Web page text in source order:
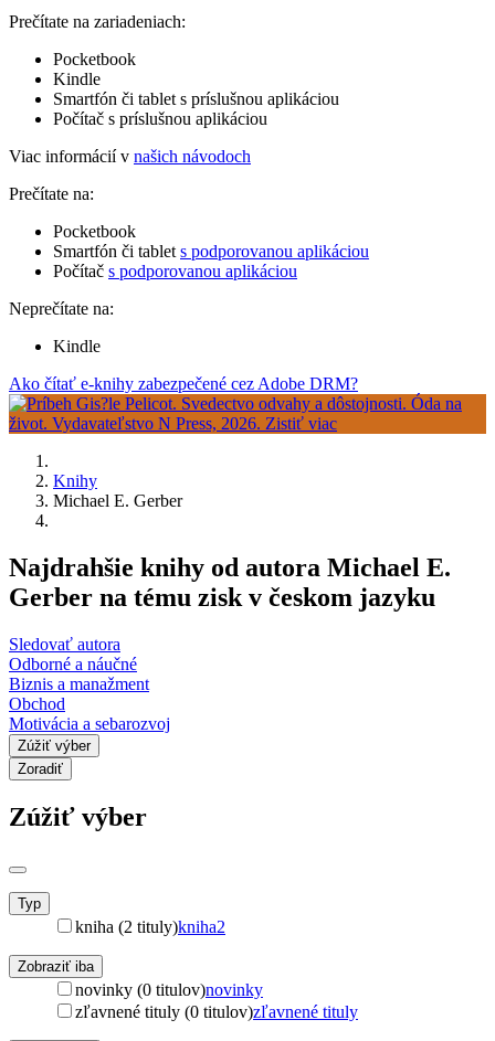
Prečítate na zariadeniach:
Pocketbook
Kindle
Smartfón či tablet s príslušnou aplikáciou
Počítač s príslušnou aplikáciou
Viac informácií v našich návodoch
Prečítate na:
Pocketbook
Smartfón či tablet s podporovanou aplikáciou
Počítač s podporovanou aplikáciou
Neprečítate na:
Kindle
Ako čítať e-knihy zabezpečené cez Adobe DRM?
Knihy
Michael E. Gerber
Najdrahšie knihy od autora Michael E.
Gerber na tému zisk v českom jazyku
Sledovať autora
Odborné a náučné
Biznis a manažment
Obchod
Motivácia a sebarozvoj
Zúžiť výber
Zoradiť
Zúžiť výber
Typ
kniha (2 tituly)kniha2
Zobraziť iba
novinky (0 titulov)novinky
zľavnené tituly (0 titulov)zľavnené tituly